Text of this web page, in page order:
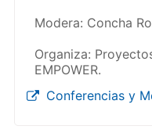
Modera: Concha
Organiza:
EMPOWER.
Conferencias y